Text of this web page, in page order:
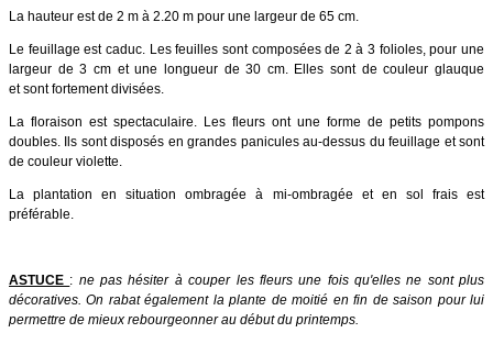
La hauteur est de 2 m à 2.20 m pour une largeur de 65 cm.
Le feuillage est caduc. Les feuilles sont composées de 2 à 3 folioles, pour une
largeur de 3 cm et une longueur de 30 cm. Elles sont de couleur glauque
et sont fortement divisées.
La floraison est spectaculaire. Les fleurs ont une forme de petits pompons
doubles. Ils sont disposés en grandes panicules au-dessus du feuillage et sont
de couleur violette.
La plantation en situation ombragée à mi-ombragée et en sol frais est
préférable.
ASTUCE : ne pas hésiter à couper les fleurs une fois qu'elles ne sont plus
décoratives. On rabat également la plante de moitié en fin de saison pour lui
permettre de mieux rebourgeonner au début du printemps.